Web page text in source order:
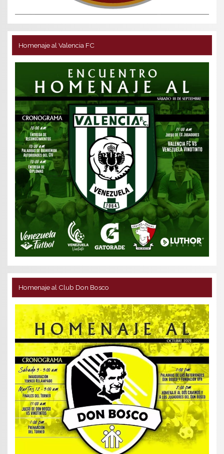
Homenaje al Valencia FC
Homenaje al Club Don Bosco